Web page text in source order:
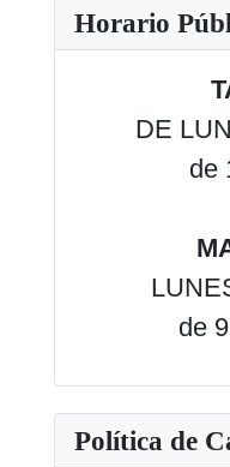
Horario
DE
de
de
Política de